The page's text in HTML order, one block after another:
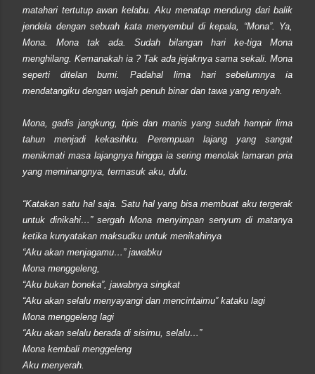
matahari tertutup awan kelabu. Aku menatap mendung dari balik
jendela dengan sebuah kata menyembul di kepala, “Mona”. Ya,
Mona. Mona tak ada. Sudah bilangan hari ke-tiga Mona
menghilang. Kemanakah ia ? Tak ada jejaknya sama sekali. Mona
seperti ditelan bumi. Padahal lima hari sebelumnya ia
mendatangiku dengan wajah penuh binar dan tawa yang renyah.
Mona, gadis jangkung, tipis dan manis yang sudah hampir lima
tahun menjadi kekasihku. Perempuan lajang yang sangat
menikmati masa lajangnya hingga ia sering menolak lamaran pria
yang meminangnya, termasuk aku, dulu.
“Katakan satu hal saja. Satu hal yang bisa membuat aku tergerak
untuk dinikahi…” sergah Mona menyimpan senyum di matanya
ketika kunyatakan maksudku untuk menikahinya
“Aku akan menjagamu…” jawabku
Mona menggeleng,
“Aku bukan boneka”, jawabnya singkat
“Aku akan selalu menyayangi dan mencintaimu” kataku lagi
Mona menggeleng lagi
“Aku akan selalu berada di sisimu, selalu…”
Mona kembali menggeleng
Aku menyerah.